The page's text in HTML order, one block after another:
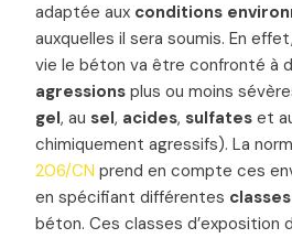
adaptée aux conditions
auxquelles il sera soumis. En
vie le béton va être confronté à
agressions plus ou moins
gel, au sel, acides, sulfates et
chimiquement agressifs). La
206/CN prend en compte ces
en spécifiant différentes
béton. Ces classes d’exposition